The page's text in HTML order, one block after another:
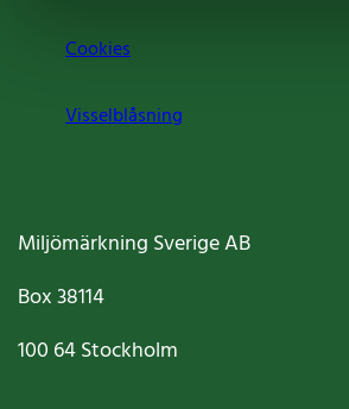
Cookies
Visselblåsning
Miljömärkning Sverige AB
Box38114
100 64Stockholm